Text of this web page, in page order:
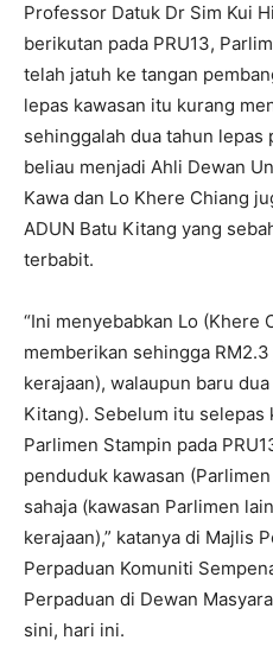
Professor Datuk Dr Sim Kui
berikutan pada PRU13,
telah jatuh ke tangan
lepas kawasan itu kurang
sehinggalah dua tahun lepas
beliau menjadi Ahli Dewan
Kawa dan Lo Khere Chiang
ADUN Batu Kitang yang
terbabit.
“Ini menyebabkan Lo (Khere
memberikan sehingga
kerajaan), walaupun baru
Kitang). Sebelum itu selepas
Parlimen Stampin pada
penduduk kawasan
sahaja (kawasan Parlimen
kerajaan),” katanya di Majlis
Perpaduan Komuniti
Perpaduan di Dewan
sini, hari ini.